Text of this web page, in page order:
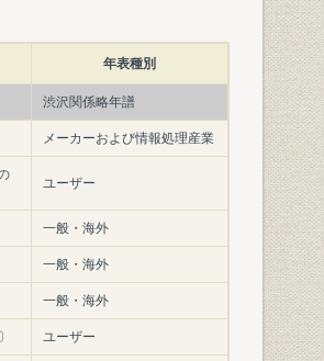
年表種別
渋沢関係略年譜
メーカーおよび情報処理産業
ユーザー
一般・海外
一般・海外
一般・海外
ユーザー